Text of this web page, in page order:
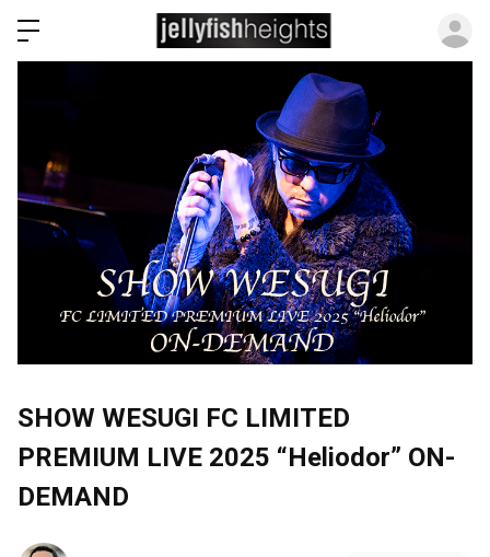
SHOW WESUGI FC LIMITED
PREMIUM LIVE 2025 “Heliodor” ON-
DEMAND